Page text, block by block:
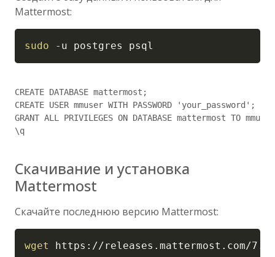
Mattermost:
sudo -u postgres psql
CREATE DATABASE mattermost;
CREATE USER mmuser WITH PASSWORD 'your_password';
GRANT ALL PRIVILEGES ON DATABASE mattermost TO
\q
Скачивание и установка
Mattermost
Скачайте последнюю версию Mattermost:
wget https://releases.mattermost.com/
Copy